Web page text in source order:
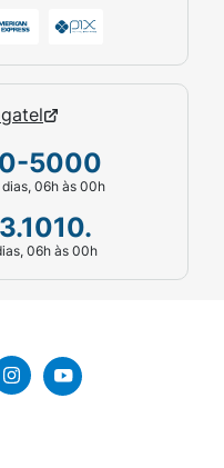
5000
dias, 06h às 00h
06h às 00h